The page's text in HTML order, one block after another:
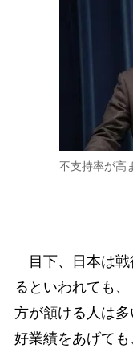
不支持率が高
目下、日本は戦
るといわれても
方が頷ける人は
好業績をあげて